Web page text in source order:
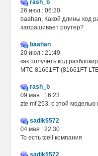
rash_b
26 июл : 06:20
baahan, Какой длины код
запрашивает роутер?
baahan
20 июл : 21:49
как получить код
МТС 81661FT (81661FT
rash_b
09 мая : 16:23
zte mf 253, с этой моделью
sadik5572
04 мая : 22:30
То есть tcell компания
sadik5572